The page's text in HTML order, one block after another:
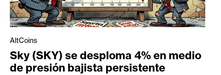
AltCoins
Sky (SKY) se desploma 4% en medio
de presión bajista persistente